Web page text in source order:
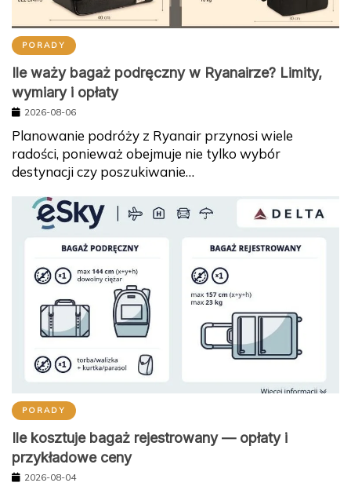
PORADY
Ile waży bagaż podręczny w Ryanairze? Limity,
wymiary i opłaty
2026-08-06
Planowanie podróży z Ryanair przynosi wiele
radości, ponieważ obejmuje nie tylko wybór
destynacji czy poszukiwanie…
PORADY
Ile kosztuje bagaż rejestrowany — opłaty i
przykładowe ceny
2026-08-04